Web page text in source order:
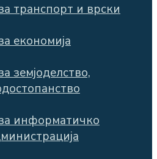
транспорт и врски
економија
земјоделство,
информатичко